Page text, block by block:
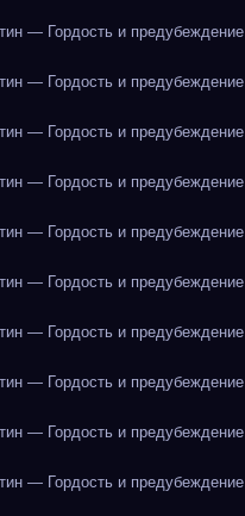
— Гордость и предубеждение
— Гордость и предубеждение
— Гордость и предубеждение
— Гордость и предубеждение
— Гордость и предубеждение
— Гордость и предубеждение
— Гордость и предубеждение
— Гордость и предубеждение
— Гордость и предубеждение
— Гордость и предубеждение